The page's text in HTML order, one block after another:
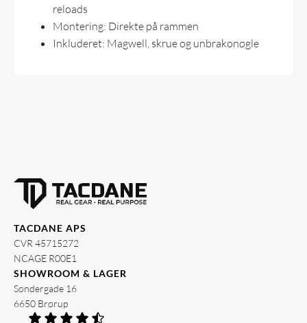
reloads
Montering: Direkte på rammen
Inkluderet: Magwell, skrue og unbrakonøgle
TACDANE APS
CVR 45715272
NCAGE R00E1
SHOWROOM & LAGER
Søndergade 16
6650 Brørup